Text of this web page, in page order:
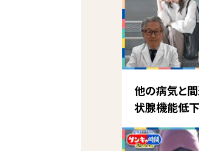
他の病気と間
状腺機能低